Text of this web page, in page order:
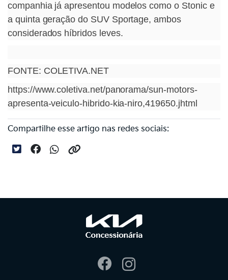
companhia já apresentou modelos como o Stonic e
a quinta geração do SUV Sportage, ambos
considerados híbridos leves.
FONTE: COLETIVA.NET
https://www.coletiva.net/panorama/sun-motors-
apresenta-veiculo-hibrido-kia-niro,419650.jhtml
Compartilhe esse artigo nas redes sociais: